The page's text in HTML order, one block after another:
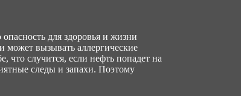
для здоровья и жизни
может вызывать аллергические
что случится, если нефть попадет на
следы и запахи. Поэтому